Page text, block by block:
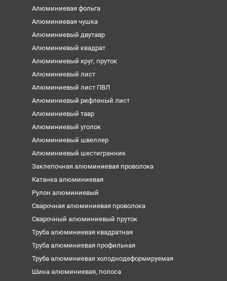
Алюминиевая фольга
Алюминиевая чушка
Алюминиевый двутавр
Алюминиевый квадрат
Алюминиевый круг, пруток
Алюминиевый лист
Алюминиевый лист ПВЛ
Алюминиевый рифленый лист
Алюминиевый тавр
Алюминиевый уголок
Алюминиевый швеллер
Алюминиевый шестигранник
Заклепочная алюминиевая проволока
Катанка алюминиевая
Рулон алюминиевый
Сварочная алюминиевая проволока
Сварочный алюминиевый пруток
Труба алюминиевая квадратная
Труба алюминиевая профильная
Труба алюминиевая холоднодеформируемая
Шина алюминиевая, полоса